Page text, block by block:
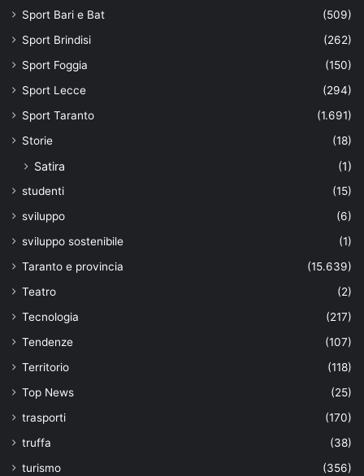
Sport Bari e Bat
(509)
Sport Brindisi
(262)
Sport Foggia
(150)
Sport Lecce
(294)
Sport Taranto
(1.691)
Storie
(18)
Satira (1)
studenti
(15)
sviluppo
(6)
sviluppo sostenibile
(1)
Taranto e provincia
(15.639)
Teatro
(2)
Tecnologia
(217)
Tendenze
(107)
Territorio
(118)
Top News
(25)
trasporti
(170)
truffa
(38)
turismo
(356)